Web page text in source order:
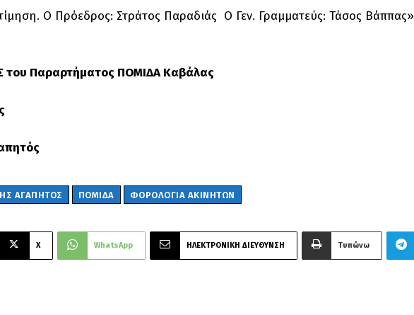
Ο Πρόεδρος: Στράτος Παραδιάς Ο Γεν. Γραμματεύς: Τάσος Βάππας»
του Παραρτήματος ΠΟΜΙΔΑ Καβάλας
ΑΓΑΠΗΤΟΣ ΠΟΜΙΔΑ ΦΟΡΟΛΟΓΙΑ ΑΚΙΝΗΤΩΝ
X WhatsApp ΗΛΕΚΤΡΟΝΙΚΗ ΔΙΕΥΘΥΝΣΗ Τυπώνω